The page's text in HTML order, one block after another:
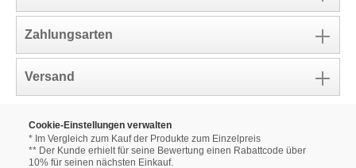
Zahlungsarten
Versand
Cookie-Einstellungen verwalten
* Im Vergleich zum Kauf der Produkte zum Einzelpreis
** Der Kunde erhielt für seine Bewertung einen Rabattcode über
10% für seinen nächsten Einkauf.